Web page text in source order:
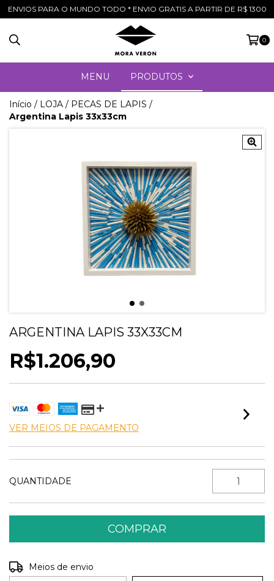
ENVIOS PARA O MUNDO TODO * ENVIO GRATIS A PARTIR DE R$ 1300
0
MENU PRODUTOS
Início / LOJA / PECAS DE LAPIS /
Argentina Lapis 33x33cm
ARGENTINA LAPIS 33X33CM
R$1.206,90
VER MEIOS DE PAGAMENTO
QUANTIDADE
Entregas para o CEP:
Meios de envio